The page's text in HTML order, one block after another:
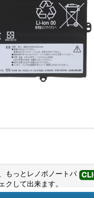
もっと レノボ ノートパ
クして出来ます。